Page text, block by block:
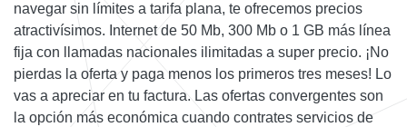
navegar sin límites a tarifa plana, te ofrecemos precios
atractivísimos. Internet de 50 Mb, 300 Mb o 1 GB más línea
fija con llamadas nacionales ilimitadas a super precio. ¡No
pierdas la oferta y paga menos los primeros tres meses! Lo
vas a apreciar en tu factura. Las ofertas convergentes son
la opción más económica cuando contrates servicios de